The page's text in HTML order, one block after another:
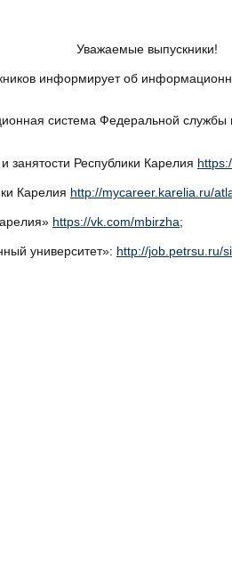
Уважаемые выпускники!
информирует об
система Федеральной службы
занятости Республики Карелия
Карелия http://mycareer.karelia.ru/
https://vk.com/mbirzha;
университет»: http://job.petrsu.ru/